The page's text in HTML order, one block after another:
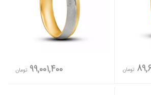
تومان 99,001,400 تومان